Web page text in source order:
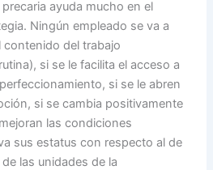
ayuda mucho en el
Ningún empleado se va a
contenido del trabajo
si se le facilita el acceso a
si se le abren
si se cambia positivamente
las condiciones
sus estatus con respecto al de
las unidades de la